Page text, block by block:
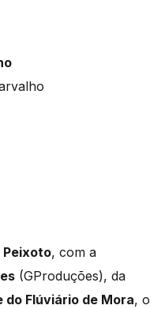
Peixoto, com a
(GProduções), da
do Flúviário de Mora, o